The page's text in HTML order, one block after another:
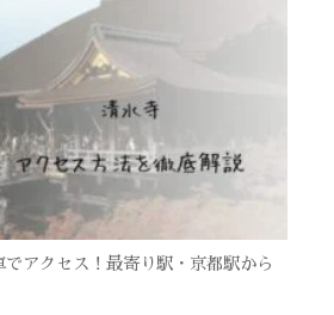
でアクセス！最寄り駅・京都駅から